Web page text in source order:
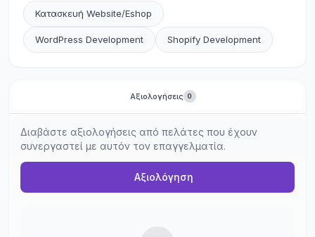
Κατασκευή Website/Eshop
WordPress Development Shopify Development
Αξιολογήσεις 0
Διαβάστε αξιολογήσεις από πελάτες που έχουν
συνεργαστεί με αυτόν τον επαγγελματία.
Αξιολόγηση